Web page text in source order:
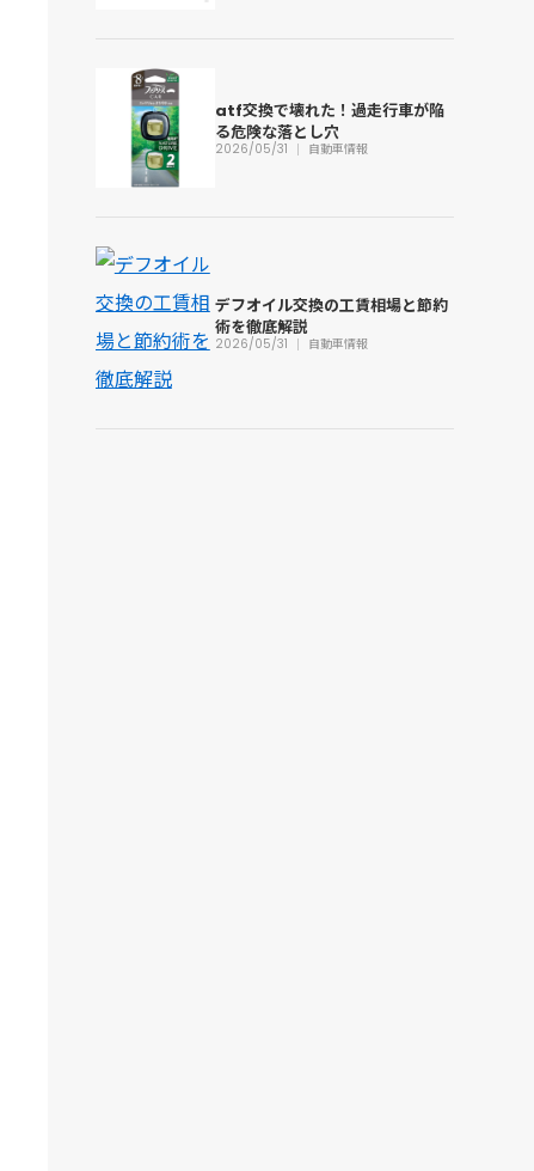
atf交換で壊れた！過走行車が陥
る危険な落とし穴
2026/05/31 自動車情報
デフオイル交換の工賃相場と節約
術を徹底解説
2026/05/31 自動車情報